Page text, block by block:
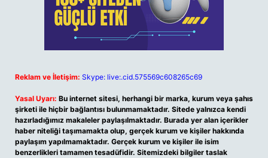
Reklam ve İletişim: Skype: live:.cid.575569c608265c69
Yasal Uyarı: Bu internet sitesi, herhangi bir marka, kurum veya şahıs
şirketi ile hiçbir bağlantısı bulunmamaktadır. Sitede yalnızca kendi
hazırladığımız makaleler paylaşılmaktadır. Burada yer alan içerikler
haber niteliği taşımamakta olup, gerçek kurum ve kişiler hakkında
paylaşım yapılmamaktadır. Gerçek kurum ve kişiler ile isim
benzerlikleri tamamen tesadüfidir. Sitemizdeki bilgiler taslak